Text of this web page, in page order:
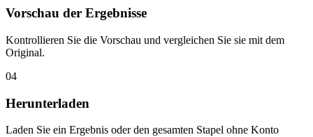
Vorschau der Ergebnisse
Kontrollieren Sie die Vorschau und vergleichen Sie sie mit dem
Original.
04
Herunterladen
Laden Sie ein Ergebnis oder den gesamten Stapel ohne Konto